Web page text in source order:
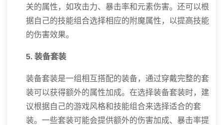
关的属性，如攻击力、暴击率和元素伤害。还可以根
据自己的技能组合选择相应的附魔属性，以提高技能
的伤害效果。
5. 装备套装
装备套装是一组相互搭配的装备，通过穿戴完整的套
装可以获得额外的属性加成。在选择装备套装时，建
议根据自己的游戏风格和技能组合来选择适合的套
装。一些套装可能会提供额外的伤害加成、暴击率提